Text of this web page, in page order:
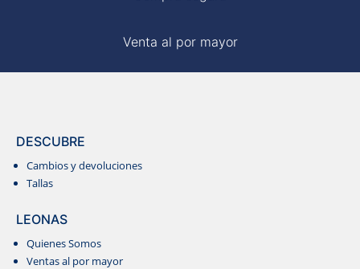
Venta al por mayor
DESCUBRE
Cambios y devoluciones
Tallas
LEONAS
Quienes Somos
Ventas al por mayor